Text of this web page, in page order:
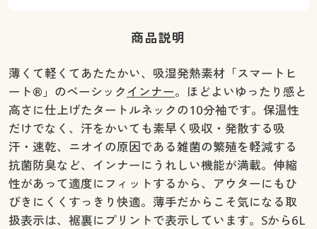
商品説明
薄くて軽くてあたたかい、吸湿発熱素材「スマートヒ
ート®」のベーシック インナー。ほどよいゆったり感と
高さに仕上げたタートルネックの10分袖です。保温性
だけでなく、汗をかいても素早く吸収・発散する吸
汗・速乾、ニオイの原因である雑菌の繁殖を軽減する
抗菌防臭など、インナーにうれしい機能が満載。伸縮
性があって適度にフィットするから、アウターにもひ
びきにくくすっきり快適。薄手だからこそ気になる取
扱表示は、裾裏にプリントで表示しています。Sから6L